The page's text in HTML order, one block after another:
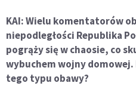
KAI: Wielu komentatorów
niepodległości Republika
pogrąży się w chaosie, co
wybuchem wojny domowej.
tego typu obawy?